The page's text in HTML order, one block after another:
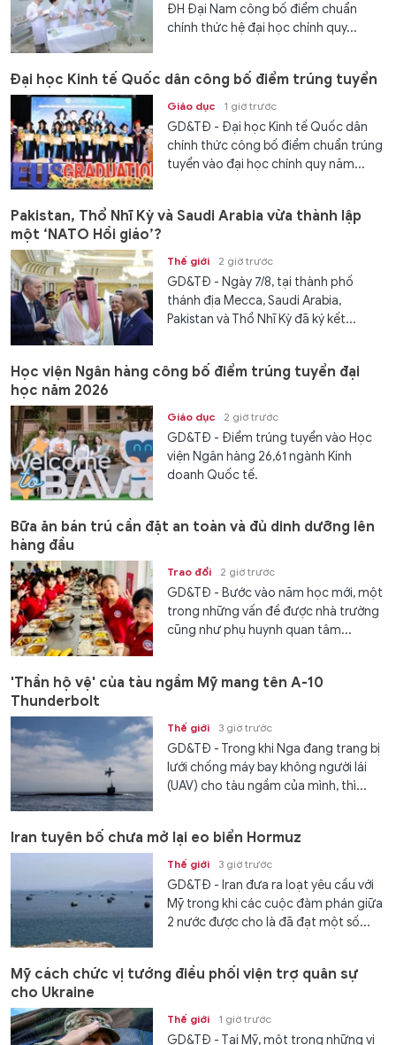
ĐH Đại Nam công bố điểm chuẩn
chính thức hệ đại học chính quy...
Đại học Kinh tế Quốc dân công bố điểm trúng tuyển
Giáo dục 1 giờ trước
GD&TĐ - Đại học Kinh tế Quốc dân
chính thức công bố điểm chuẩn trúng
tuyển vào đại học chính quy năm...
Pakistan, Thổ Nhĩ Kỳ và Saudi Arabia vừa thành lập
một ‘NATO Hồi giáo’?
Thế giới 2 giờ trước
GD&TĐ - Ngày 7/8, tại thành phố
thánh địa Mecca, Saudi Arabia,
Pakistan và Thổ Nhĩ Kỳ đã ký kết...
Học viện Ngân hàng công bố điểm trúng tuyển đại
học năm 2026
Giáo dục 2 giờ trước
GD&TĐ - Điểm trúng tuyển vào Học
viện Ngân hàng 26,61 ngành Kinh
doanh Quốc tế.
Bữa ăn bán trú cần đặt an toàn và đủ dinh dưỡng lên
hàng đầu
Trao đổi 2 giờ trước
GD&TĐ - Bước vào năm học mới, một
trong những vấn đề được nhà trường
cũng như phụ huynh quan tâm...
'Thần hộ vệ' của tàu ngầm Mỹ mang tên A-10
Thunderbolt
Thế giới 3 giờ trước
GD&TĐ - Trong khi Nga đang trang bị
lưới chống máy bay không người lái
(UAV) cho tàu ngầm của mình, thì...
Iran tuyên bố chưa mở lại eo biển Hormuz
Thế giới 3 giờ trước
GD&TĐ - Iran đưa ra loạt yêu cầu với
Mỹ trong khi các cuộc đàm phán giữa
2 nước được cho là đã đạt một số...
Mỹ cách chức vị tướng điều phối viện trợ quân sự
cho Ukraine
Thế giới 1 giờ trước
GD&TĐ - Tại Mỹ, một trong những vị